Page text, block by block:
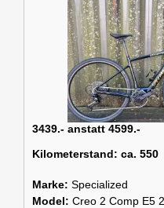
3439.- anstatt 4599.-
Kilometerstand: ca. 550
Marke: Specialized
Model: Creo 2 Comp E5